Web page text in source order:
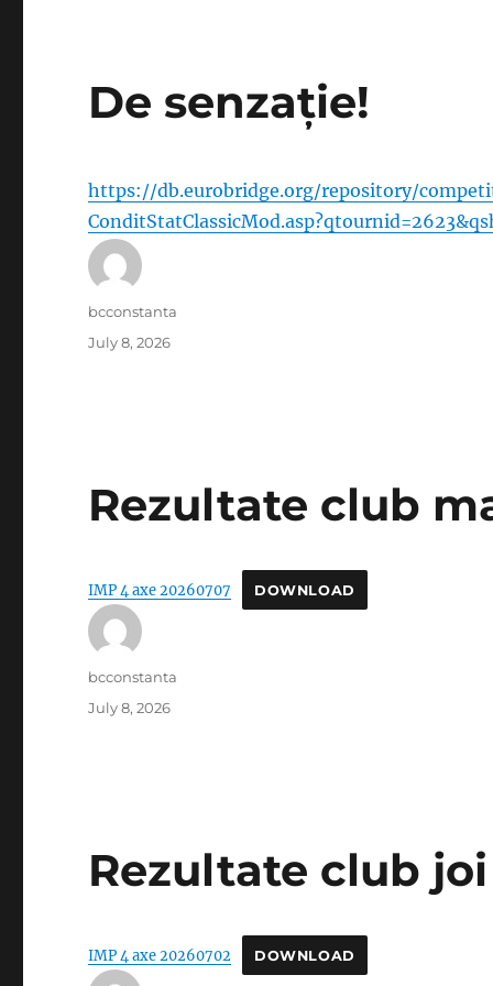
De senzație!
https://db.eurobridge.org/repository/
Author
bcconstanta
Posted
July 8, 2026
Rezultate club
IMP 4 axe 20260707 DOWNLOAD
Author
bcconstanta
Posted
July 8, 2026
Rezultate club
IMP 4 axe 20260702 DOWNLOAD